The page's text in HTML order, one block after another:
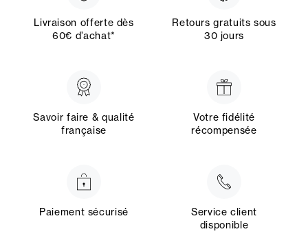
Livraison offerte dès
60€ d’achat*
Retours gratuits sous
30 jours
Savoir faire & qualité
française
Votre fidélité
récompensée
Paiement sécurisé
Service client
disponible